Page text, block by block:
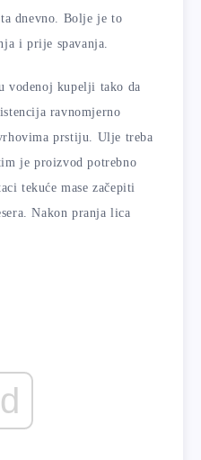
dnevno. Bolje je to
i prije spavanja.
vodenoj kupelji tako da
ravnomjerno
prstiju. Ulje treba
je proizvod potrebno
tekuće mase začepiti
Nakon pranja lica